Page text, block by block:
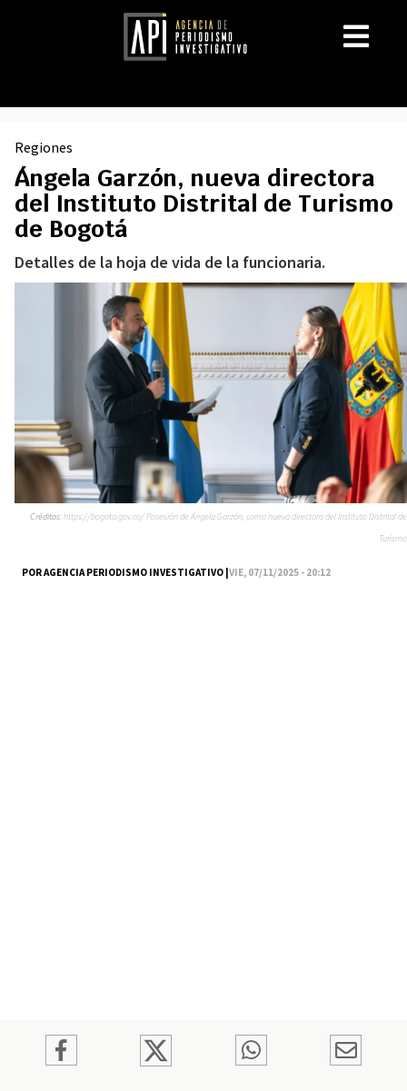
Regiones
Ángela Garzón, nueva directora
del Instituto Distrital de Turismo
de Bogotá
Detalles de la hoja de vida de la funcionaria.
POR AGENCIA PERIODISMO INVESTIGATIVO |VIE, 07/11/2025 - 20:12
Créditos:https://bogota.gov.co/ Posesión de Ángela Garzón, como nueva directora del Instituto Distrital de
Turismo